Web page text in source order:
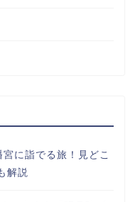
に詣でる旅！見どこ
解説